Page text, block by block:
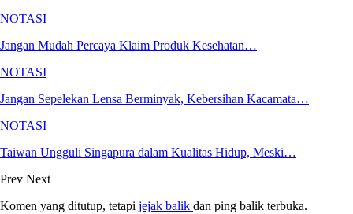
NOTASI
Jangan Mudah Percaya Klaim Produk Kesehatan…
NOTASI
Jangan Sepelekan Lensa Berminyak, Kebersihan Kacamata…
NOTASI
Taiwan Ungguli Singapura dalam Kualitas Hidup, Meski…
Prev Next
Komen yang ditutup, tetapi jejak balik dan ping balik terbuka.